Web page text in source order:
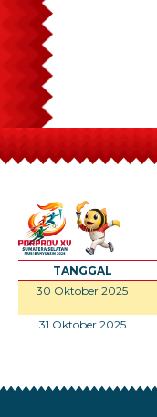
TANGGAL
30 Oktober 2025
31 Oktober 2025